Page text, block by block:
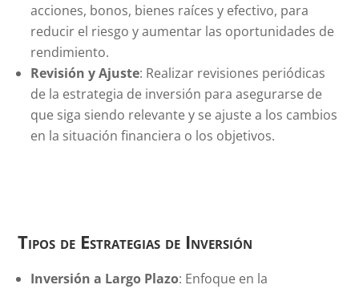
acciones, bonos, bienes raíces y efectivo, para
reducir el riesgo y aumentar las oportunidades de
rendimiento.
Revisión y Ajuste: Realizar revisiones periódicas
de la estrategia de inversión para asegurarse de
que siga siendo relevante y se ajuste a los cambios
en la situación financiera o los objetivos.
Tipos de Estrategias de Inversión
Inversión a Largo Plazo: Enfoque en la